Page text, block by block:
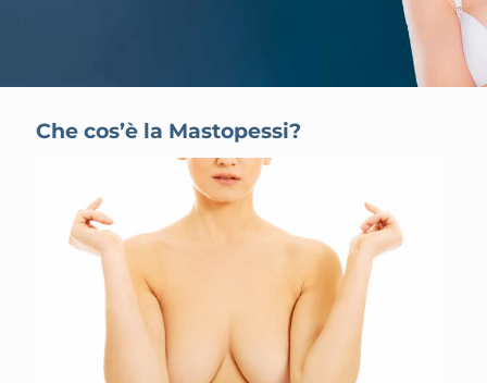
Che cos’è la Mastopessi?